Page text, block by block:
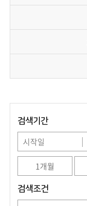
극
금
검색기간
1개월
검색조건